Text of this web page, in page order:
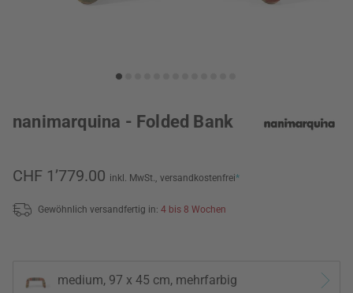
nanimarquina - Folded Bank
CHF 1’779.00 inkl. MwSt., versandkostenfrei*
Gewöhnlich versandfertig in: 4 bis 8 Wochen
medium, 97 x 45 cm, mehrfarbig